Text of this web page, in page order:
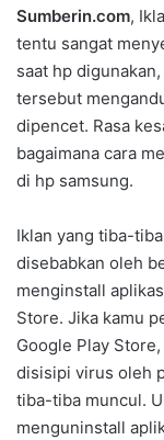
Sumberin.com,
tentu sangat
saat hp
tersebut
dipencet. Rasa
bagaimana cara
di hp samsung.
Iklan yang tiba-
disebabkan oleh
menginstall
Store. Jika kamu
Google Play
disisipi virus oleh
tiba-tiba muncul.
menguninstall